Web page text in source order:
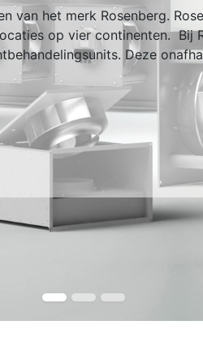
van het merk Rosenberg.
op vier continenten. Bij
Deze